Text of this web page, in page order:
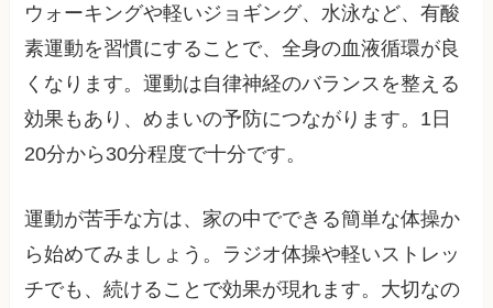
ウォーキングや軽いジョギング、水泳など、有酸
素運動を習慣にすることで、全身の血液循環が良
くなります。運動は自律神経のバランスを整える
効果もあり、めまいの予防につながります。1日
20分から30分程度で十分です。
運動が苦手な方は、家の中でできる簡単な体操か
ら始めてみましょう。ラジオ体操や軽いストレッ
チでも、続けることで効果が現れます。大切なの